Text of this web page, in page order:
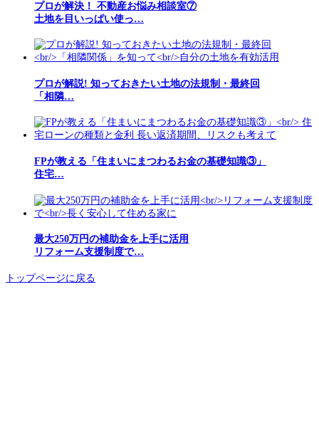
プロが解決！ 不動産お悩み相談室⑦
土地を目いっぱい使っ…
プロが解説! 知っておきたい土地の法規制・最終回
「相隣…
FPが教える「住まいにまつわるお金の基礎知識③」
住宅…
最大250万円の補助金を上手に活用
リフォーム支援制度で…
トップページに戻る